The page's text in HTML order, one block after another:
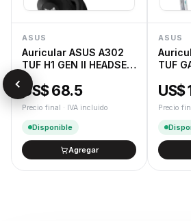
ASUS
Auricular ASUS A302
TUF H1 GEN II HEADSET
NA
US$ 68.5
Precio final · IVA incluido
Disponible
Agregar
ASUS
TUF
US$
Precio